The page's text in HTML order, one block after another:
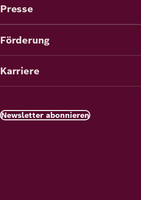
Presse
Förderung
Karriere
Newsletter abonnieren